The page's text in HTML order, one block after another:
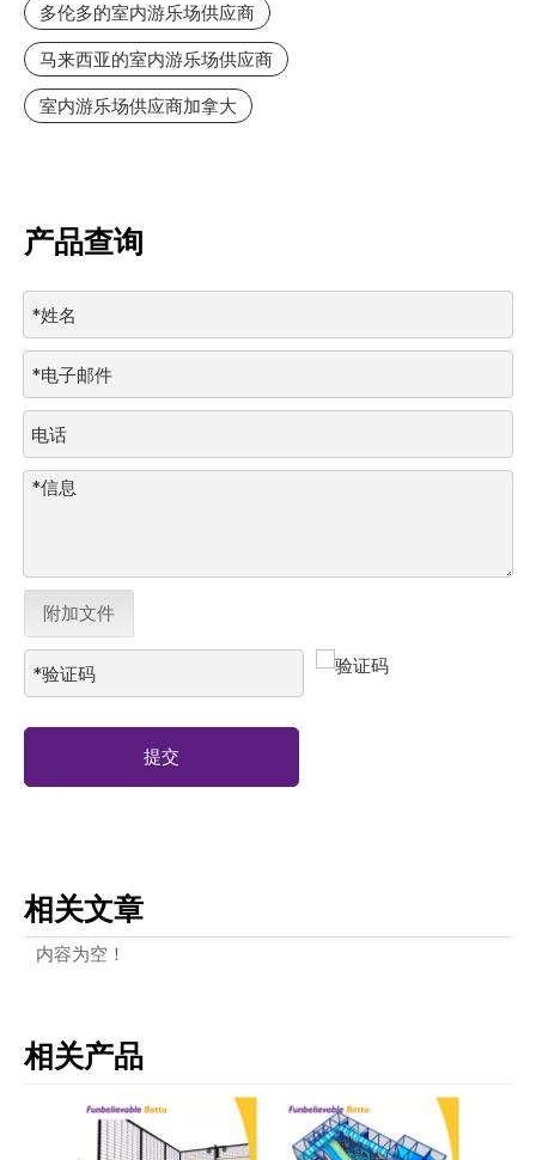
多伦多的室内游乐场供应商
马来西亚的室内游乐场供应商
室内游乐场供应商加拿大
产品查询
附加文件
提交
相关文章
内容为空！
相关产品